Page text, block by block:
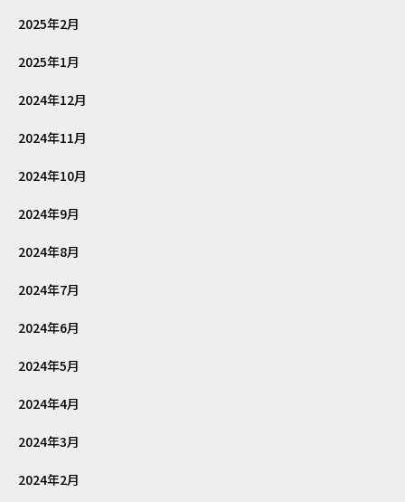
2025年2月
2025年1月
2024年12月
2024年11月
2024年10月
2024年9月
2024年8月
2024年7月
2024年6月
2024年5月
2024年4月
2024年3月
2024年2月